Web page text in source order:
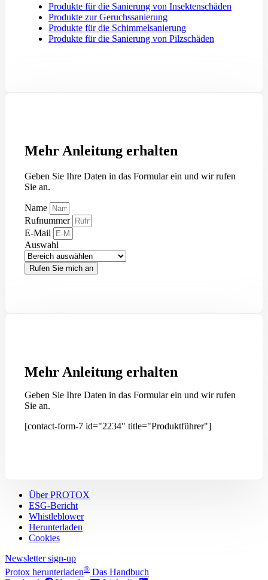
Produkte für die Sanierung von Insektenschäden
Produkte zur Geruchssanierung
Produkte für die Schimmelsanierung
Produkte für die Sanierung von Pilzschäden
Mehr Anleitung erhalten
Geben Sie Ihre Daten in das Formular ein und wir rufen
Sie an.
Name
Rufnummer
E-Mail
Auswahl
Rufen Sie mich an
Mehr Anleitung erhalten
Geben Sie Ihre Daten in das Formular ein und wir rufen
Sie an.
[contact-form-7 id="2234" title="Produktführer"]
Über PROTOX
ESG-Bericht
Whistleblower
Herunterladen
Cookies
Newsletter sign-up
Protox herunterladen® Das Handbuch